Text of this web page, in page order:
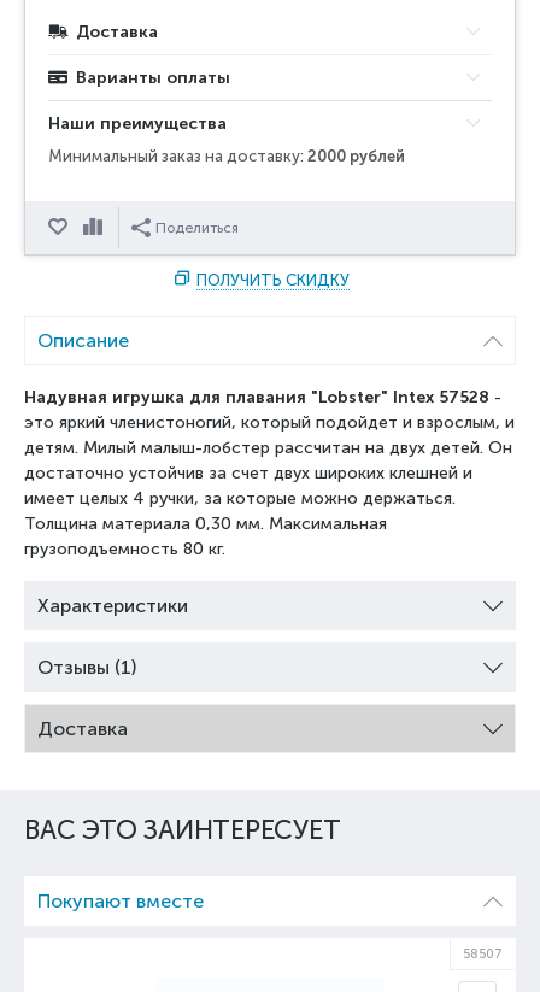
Доставка
Варианты оплаты
Наши преимущества
Минимальный заказ на доставку: 2000 рублей
ОтложитьСравнитьПоделиться
ПОЛУЧИТЬ СКИДКУ
Описание
Надувная игрушка для плавания "Lobster" Intex 57528 -
это яркий членистоногий, который подойдет и взрослым, и
детям. Милый малыш-лобстер рассчитан на двух детей. Он
достаточно устойчив за счет двух широких клешней и
имеет целых 4 ручки, за которые можно держаться.
Толщина материала 0,30 мм. Максимальная
грузоподъемность 80 кг.
Характеристики
Отзывы (1)
Доставка
ВАС ЭТО ЗАИНТЕРЕСУЕТ
Покупают вместе
58507